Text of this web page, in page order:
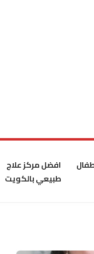
افضل مركز علاج
طبيعي بالكويت